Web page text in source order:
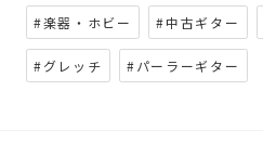
#楽器・ホビー #中古ギター
#グレッチ #パーラーギター